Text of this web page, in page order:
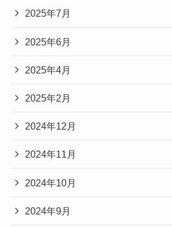
2025年7月
2025年6月
2025年4月
2025年2月
2024年12月
2024年11月
2024年10月
2024年9月